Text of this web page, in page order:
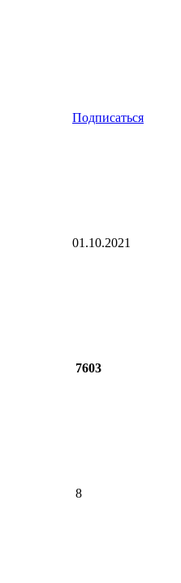
Подписаться
01.10.2021
7603
8